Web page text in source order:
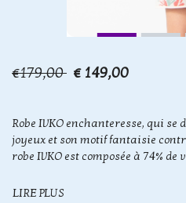
€179,00 € 149,00
Robe IVKO enchanteresse, qui
joyeux et son motif fantaisie
robe IVKO est composée à 74% de
LIRE PLUS